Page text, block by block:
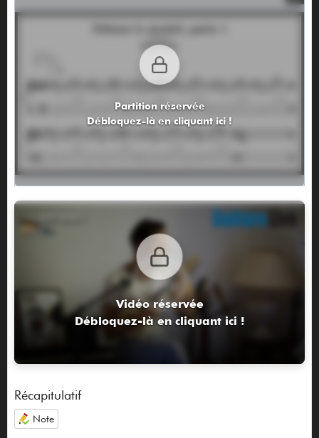
Partition réservée
Débloquez-là en cliquant ici !
Vidéo réservée
Débloquez-là en cliquant ici !
Récapitulatif
Note